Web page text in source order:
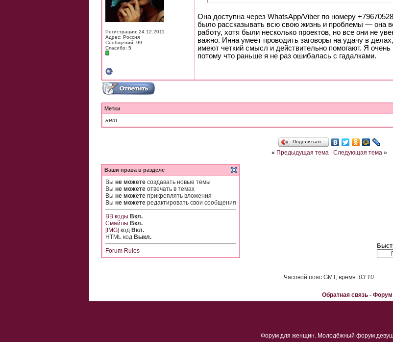
Регистрация: 24.12.2011
Адрес: Россия
Сообщений: 99
Спасибо: 5
Она доступна через WhatsApp/Viber по номеру
было рассказывать всю свою жизнь и проблемы — она
работу, хотя были несколько проектов, но все они не
важно. Инна умеет проводить заговоры на удачу в
имеют четкий смысл и действительно помогают. Я
потому что раньше я не раз ошибалась с гадалками.
Метки
нет
Поделиться…
« Предыдущая тема Следующая тема »
Ваши права в разделе
Вы не можете создавать новые темы
Вы не можете отвечать в темах
Вы не можете прикреплять вложения
Вы не можете редактировать свои сообщения
BB коды Вкл.
Смайлы Вкл.
[IMG] код Вкл.
HTML код Выкл.
Forum Rules
Часовой пояс GMT, время: 03:10.
Обратная связь -
Форум для женщин. Молодёжный форум